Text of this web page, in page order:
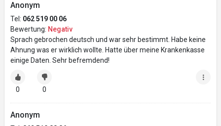
Anonym
Tel: 062 519 00 06
Bewertung: Negativ
Sprach gebrochen deutsch und war sehr bestimmt. Habe keine
Ahnung was er wirklich wollte. Hatte über meine Krankenkasse
einige Daten. Sehr befremdend!
0 0
Anonym